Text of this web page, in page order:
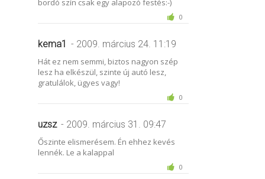
0
kema1 - 2009. március 24. 11:19
Hát ez nem semmi, biztos nagyon szép
lesz ha elkészül, szinte új autó lesz,
gratulálok, ügyes vagy!
0
uzsz - 2009. március 31. 09:47
Őszinte elismerésem. Én ehhez kevés
lennék. Le a kalappal
0